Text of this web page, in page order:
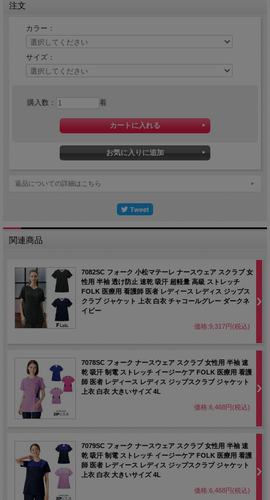
グッドデザイン賞受賞のジップスクラブのシリーズ。
全体のソリッドカラーに襟と袖口に差し色でアクセントを加えたオシャレなスクラ
ブ。
機能糸クールエスパーは速やかに体の汗を吸い取ります。
お尻後ろまで隠れる少し長めの丈も嬉しい女性用スクラブ。
注文
カラー：
サイズ：
購入数： 着
返品についての詳細はこちら
関連商品
7082SC フォーク 小松マテーレ ナースウェア スクラブ 女
性用 半袖 透け防止 速乾 吸汗 超軽量 高級 ストレッチ
FOLK 医療用 看護師 医者 レディース レディス ジップス
クラブ ジャケット 上衣 白衣 チャコールグレー ダークネ
イビー
価格:9,317円(税込)
7078SC フォーク ナースウェア スクラブ 女性用 半袖 速
乾 吸汗 制電 ストレッチ イージーケア FOLK 医療用 看護
師 医者 レディース レディス ジップスクラブ ジャケット
上衣 白衣 大きいサイズ 4L
価格:6,468円(税込)
7079SC フォーク ナースウェア スクラブ 女性用 半袖 速
乾 吸汗 制電 ストレッチ イージーケア FOLK 医療用 看護
師 医者 レディース レディス ジップスクラブ ジャケット
上衣 白衣 大きいサイズ 4L
価格:6,468円(税込)